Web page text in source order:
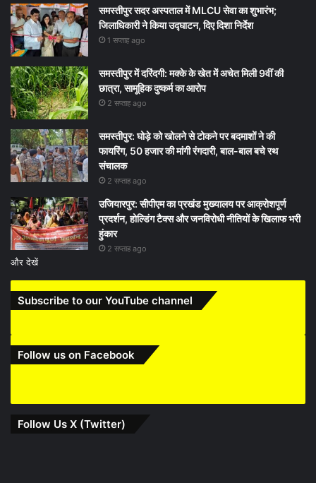
समस्तीपुर सदर अस्पताल में MLCU सेवा का शुभारंभ;
जिलाधिकारी ने किया उद्घाटन, दिए दिशा निर्देश
1 सप्ताह ago
समस्तीपुर में दरिंदगी: मक्के के खेत में अचेत मिली 9वीं की
छात्रा, सामूहिक दुष्कर्म का आरोप
2 सप्ताह ago
समस्तीपुर: घोड़े को खोलने से टोकने पर बदमाशों ने की
फायरिंग, 50 हजार की मांगी रंगदारी, बाल-बाल बचे रथ
संचालक
2 सप्ताह ago
उजियारपुर: सीपीएम का प्रखंड मुख्यालय पर आक्रोशपूर्ण
प्रदर्शन, होल्डिंग टैक्स और जनविरोधी नीतियों के खिलाफ भरी
हुंकार
2 सप्ताह ago
और देखें
Subscribe to our YouTube channel
Follow us on Facebook
Follow Us X (Twitter)